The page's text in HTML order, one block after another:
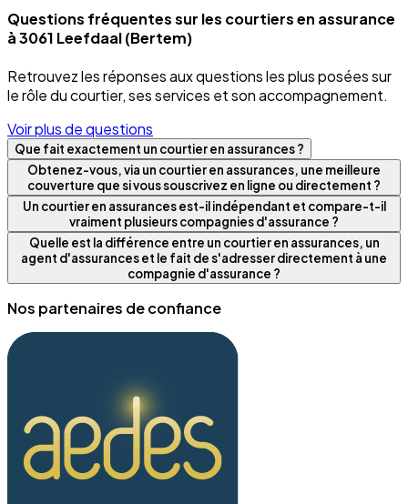
Questions fréquentes sur les courtiers en assurance
à 3061 Leefdaal (Bertem)
Retrouvez les réponses aux questions les plus posées sur
le rôle du courtier, ses services et son accompagnement.
Voir plus de questions
Que fait exactement un courtier en assurances ?
Obtenez-vous, via un courtier en assurances, une meilleure
couverture que si vous souscrivez en ligne ou directement ?
Un courtier en assurances est-il indépendant et compare-t-il
vraiment plusieurs compagnies d'assurance ?
Quelle est la différence entre un courtier en assurances, un
agent d'assurances et le fait de s'adresser directement à une
compagnie d'assurance ?
Nos partenaires de confiance